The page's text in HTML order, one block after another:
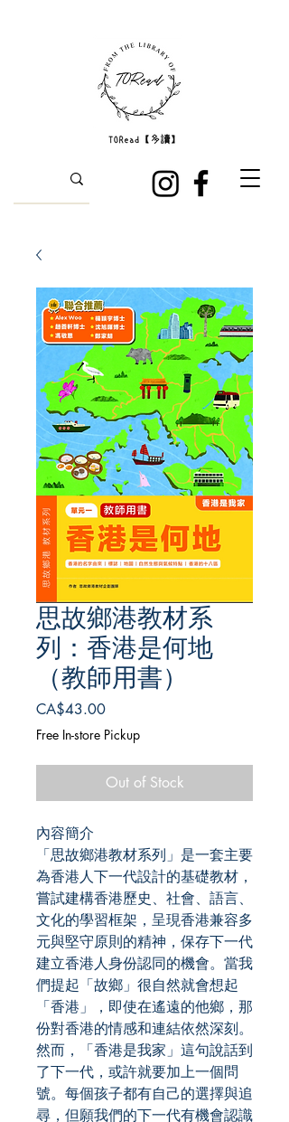
思故鄉港教材系
列：香港是何地
（教師用書）
CA$43.00Price
Free In-store Pickup
Out of Stock
內容簡介
「思故鄉港教材系列」是一套主要
為香港人下一代設計的基礎教材，
嘗試建構香港歷史、社會、語言、
文化的學習框架，呈現香港兼容多
元與堅守原則的精神，保存下一代
建立香港人身份認同的機會。當我
們提起「故鄉」很自然就會想起
「香港」，即使在遙遠的他鄉，那
份對香港的情感和連結依然深刻。
然而，「香港是我家」這句說話到
了下一代，或許就要加上一個問
號。每個孩子都有自己的選擇與追
尋，但願我們的下一代有機會認識